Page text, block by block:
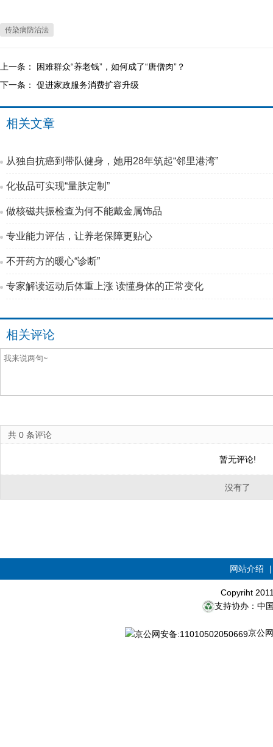
传染病防治法
上一条： 困难群众“养老钱”，如何成了“唐僧肉”？
下一条： 促进家政服务消费扩容升级
相关文章
从独自抗癌到带队健身，她用28年筑起“邻里港湾”
化妆品可实现“量肤定制”
做核磁共振检查为何不能戴金属饰品
专业能力评估，让养老保障更贴心
不开药方的暖心“诊断”
专家解读运动后体重上涨 读懂身体的正常变化
相关评论
共 0 条评论
暂无评论!
没有了
网站介绍
Copyriht
支持协办：中
京公